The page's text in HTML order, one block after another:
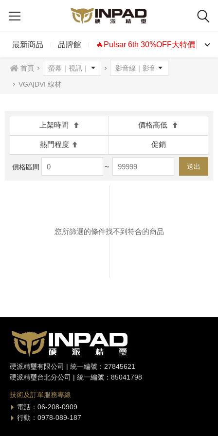
最新商品 品牌館 🔥Pulsar 6th 30%OFF大特價🔥
首頁
VGA|DVI 線材
上架時間 價格高低
熱門程度 促銷
價格區間 ~ 送出
您所篩選的條件找不到符合的商品
硬派精璽有限公司 | 統一編號：27845621
硬派精璽台北分公司 | 統一編號：85041798
技術及訂單服務專線
電話：06-208-0909
行動：0978-089-187